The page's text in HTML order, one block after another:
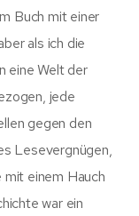
Buch mit einer
als ich die
eine Welt der
jede
gegen den
Lesevergnügen,
einem Hauch
war ein